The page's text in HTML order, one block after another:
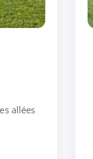
allées